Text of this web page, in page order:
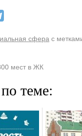
сфера с
мест в ЖК
теме: